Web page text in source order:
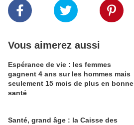
Vous aimerez aussi
Espérance de vie : les femmes
gagnent 4 ans sur les hommes mais
seulement 15 mois de plus en bonne
santé
Santé, grand âge : la Caisse des